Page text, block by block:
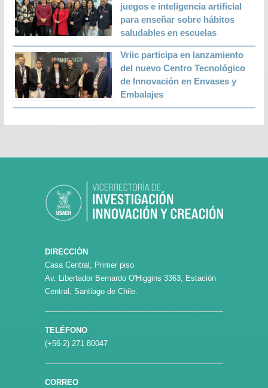
juegos e inteligencia artificial
para enseñar sobre hábitos
saludables en escuelas
Vriic participa en lanzamiento
del nuevo Centro Tecnológico
de Innovación en Envases y
Embalajes
DIRECCIÓN
Casa Central, Primer piso
Av. Libertador Bernardo O'Higgins 3363, Estación
Central, Santiago de Chile.
TELÉFONO
(+56-2) 271 80047
CORREO